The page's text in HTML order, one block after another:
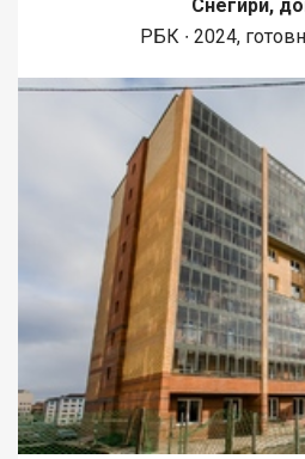
1450 метров вдоль реки Енисей и
Базаиха с организованными
Сеть пешеходных и велосипедно-
всему району. В целях
дорожка от пешеходной
Снегири,
РБК ∙ 2024,